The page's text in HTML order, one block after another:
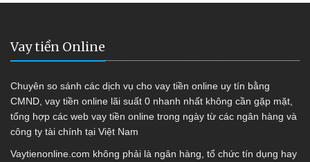
Vay tiền Online
Chuyên so sánh các dịch vụ cho vay tiền online uy tín bằng
CMND, vay tiền online lãi suất 0 nhanh nhất không cần gặp mặt,
tổng hợp các web vay tiền online trong ngày từ các ngân hàng và
công ty tài chính tại Việt Nam
Vaytienonline.com không phải là ngân hàng, tổ chức tín dụng hay